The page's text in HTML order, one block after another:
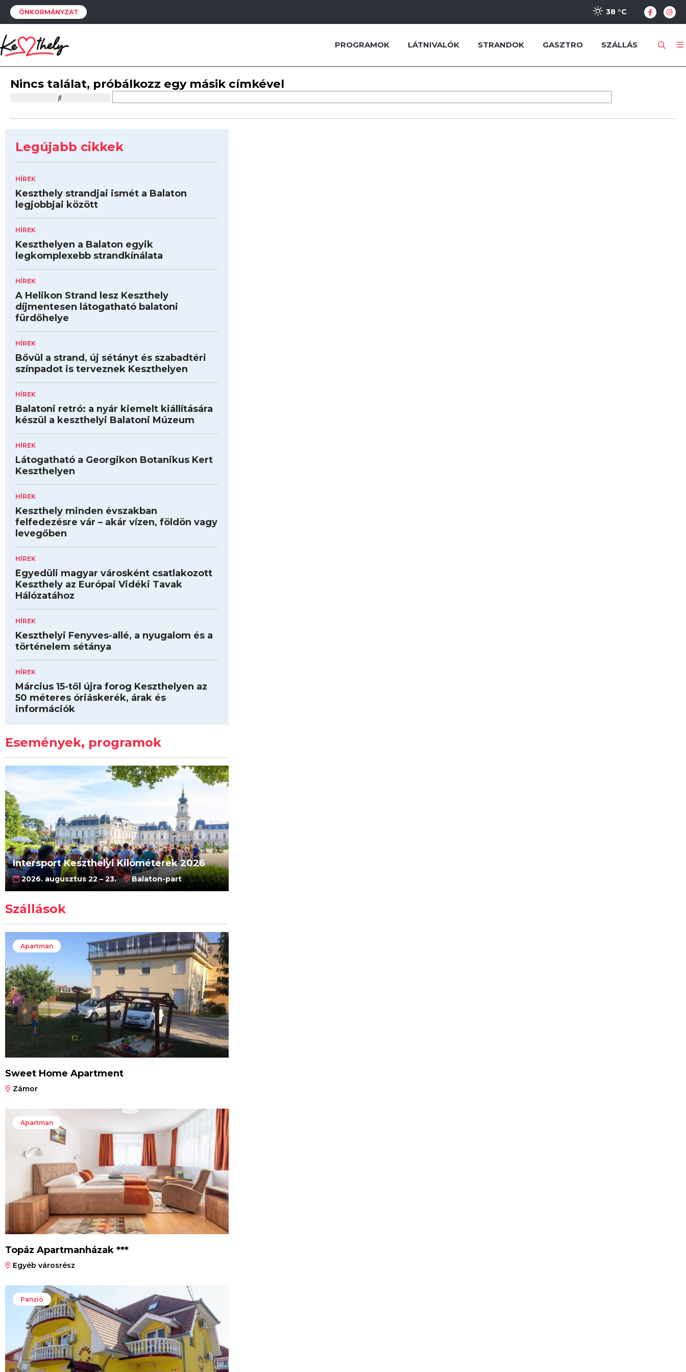
ÖNKORMÁNYZAT 38 °C
PROGRAMOK LÁTNIVALÓK STRANDOK GASZTRO SZÁLLÁS
Nincs találat, próbálkozz egy másik címkével
Legújabb cikkek
HÍREK
Keszthely strandjai ismét a Balaton
legjobbjai között
HÍREK
Keszthelyen a Balaton egyik
legkomplexebb strandkínálata
HÍREK
A Helikon Strand lesz Keszthely
díjmentesen látogatható balatoni
fürdőhelye
HÍREK
Bővül a strand, új sétányt és szabadtéri
színpadot is terveznek Keszthelyen
HÍREK
Balatoni retró: a nyár kiemelt kiállítására
készül a keszthelyi Balatoni Múzeum
HÍREK
Látogatható a Georgikon Botanikus Kert
Keszthelyen
HÍREK
Keszthely minden évszakban
felfedezésre vár – akár vízen, földön vagy
levegőben
HÍREK
Egyedüli magyar városként csatlakozott
Keszthely az Európai Vidéki Tavak
Hálózatához
HÍREK
Keszthelyi Fenyves-allé, a nyugalom és a
történelem sétánya
HÍREK
Március 15-től újra forog Keszthelyen az
50 méteres óriáskerék, árak és
információk
Események, programok
Intersport Keszthelyi Kilóméterek 2026
2026. augusztus 22 – 23. Balaton-part
Szállások
Apartman
Sweet Home Apartment
Zámor
Apartman
Topáz Apartmanházak ***
Egyéb városrész
Panzió